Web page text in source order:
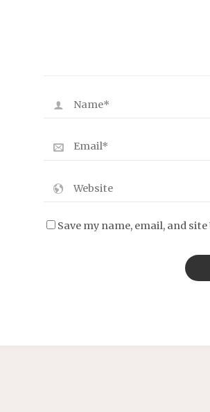
Save my name, email, and